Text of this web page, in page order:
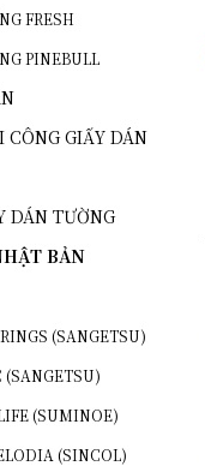
FRESH
PINEBULL
GIẤY DÁN
DÁN TƯỜNG
BẢN
(SANGETSU)
(SANGETSU)
(SUMINOE)
(SINCOL)